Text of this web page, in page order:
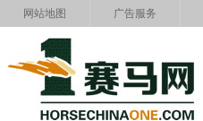
网站地图 广告服务